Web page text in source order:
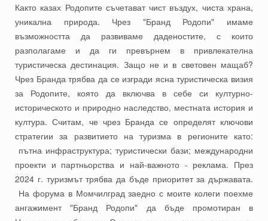
Както казах Родопите съчетават чист въздух, чиста храна,
уникална природа. Чрез "Бранд Родопи" имаме
възможността да развиваме даденостите, с които
разполагаме и да ги превърнем в привлекателна
туристическа дестинация. Защо не и в световен мащаб?
Чрез Бранда трябва да се изгради ясна туристическа визия
за Родопите, която да включва в себе си културно-
историческото и природно наследство, местната история и
култура. Считам, че чрез Бранда се определят ключови
стратегии за развитието на туризма в регионите като:
пътна инфраструктура; туристически бази; международни
проекти и партньорства и най-важното - реклама. През
2024 г. туризмът трябва да бъде приоритет за държавата.
На форума в Момчилград заедно с моите колеги поехме
ангажимент "Бранд Родопи" да бъде промотиран в